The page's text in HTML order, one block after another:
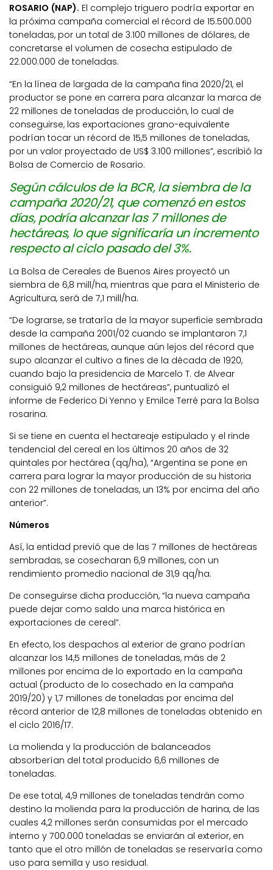
ROSARIO (NAP). El complejo triguero podría exportar en
la próxima campaña comercial el récord de 15.500.000
toneladas, por un total de 3.100 millones de dólares, de
concretarse el volumen de cosecha estipulado de
22.000.000 de toneladas.
“En la línea de largada de la campaña fina 2020/21, el
productor se pone en carrera para alcanzar la marca de
22 millones de toneladas de producción, lo cual de
conseguirse, las exportaciones grano-equivalente
podrían tocar un récord de 15,5 millones de toneladas,
por un valor proyectado de US$ 3.100 millones”, escribió la
Bolsa de Comercio de Rosario.
Según cálculos de la BCR, la siembra de la
campaña 2020/21, que comenzó en estos
días, podría alcanzar las 7 millones de
hectáreas, lo que significaría un incremento
respecto al ciclo pasado del 3%.
La Bolsa de Cereales de Buenos Aires proyectó un
siembra de 6,8 mill/ha, mientras que para el Ministerio de
Agricultura, será de 7,1 mill/ha.
“De lograrse, se trataría de la mayor superficie sembrada
desde la campaña 2001/02 cuando se implantaron 7,1
millones de hectáreas, aunque aún lejos del récord que
supo alcanzar el cultivo a fines de la década de 1920,
cuando bajo la presidencia de Marcelo T. de Alvear
consiguió 9,2 millones de hectáreas”, puntualizó el
informe de Federico Di Yenno y Emilce Terré para la Bolsa
rosarina.
Si se tiene en cuenta el hectareaje estipulado y el rinde
tendencial del cereal en los últimos 20 años de 32
quintales por hectárea (qq/ha), “Argentina se pone en
carrera para lograr la mayor producción de su historia
con 22 millones de toneladas, un 13% por encima del año
anterior”.
Números
Así, la entidad previó que de las 7 millones de hectáreas
sembradas, se cosecharan 6,9 millones, con un
rendimiento promedio nacional de 31,9 qq/ha.
De conseguirse dicha producción, “la nueva campaña
puede dejar como saldo una marca histórica en
exportaciones de cereal”.
En efecto, los despachos al exterior de grano podrían
alcanzar los 14,5 millones de toneladas, más de 2
millones por encima de lo exportado en la campaña
actual (producto de lo cosechado en la campaña
2019/20) y 1,7 millones de toneladas por encima del
récord anterior de 12,8 millones de toneladas obtenido en
el ciclo 2016/17.
La molienda y la producción de balanceados
absorberían del total producido 6,6 millones de
toneladas.
De ese total, 4,9 millones de toneladas tendrán como
destino la molienda para la producción de harina, de las
cuales 4,2 millones serán consumidas por el mercado
interno y 700.000 toneladas se enviarán al exterior, en
tanto que el otro millón de toneladas se reservaría como
uso para semilla y uso residual.